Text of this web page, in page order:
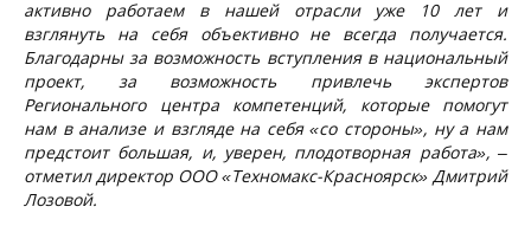
активно работаем в нашей отрасли уже 10 лет и
взглянуть на себя объективно не всегда получается.
Благодарны за возможность вступления в национальный
проект, за возможность привлечь экспертов
Регионального центра компетенций, которые помогут
нам в анализе и взгляде на себя «со стороны», ну а нам
предстоит большая, и, уверен, плодотворная работа», –
отметил директор ООО «Техномакс-Красноярск» Дмитрий
Лозовой.